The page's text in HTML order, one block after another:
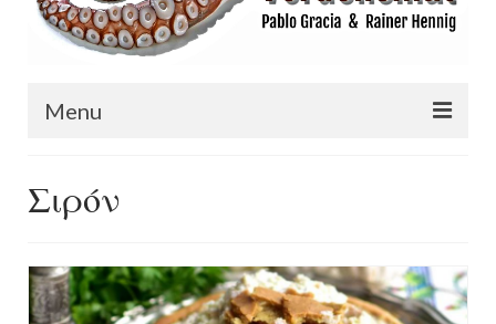
Menu
Oppskrifter
Desserter
Σιρόν